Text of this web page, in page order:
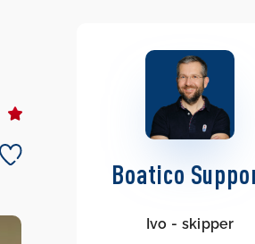
Boatico
Ivo - skipper